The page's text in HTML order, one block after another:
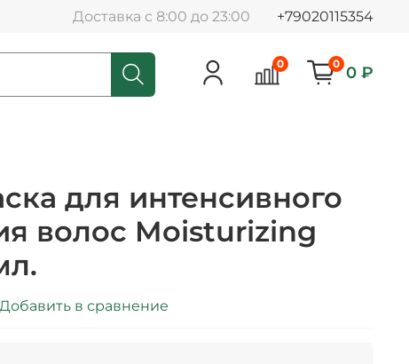
Доставка с 8:00 до 23:00 +79020115354
0 0 0 ₽
для интенсивного
волос Moisturizing
Добавить в сравнение